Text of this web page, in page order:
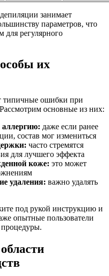
занимает
параметров, что
для регулярного
их
типичные ошибки при
основные из них:
аллергию: даже если ранее
состав мог измениться
часто стремятся
для лучшего эффекта
коже: это может
удаления: важно удалять
под рукой инструкцию и
опытные пользователи